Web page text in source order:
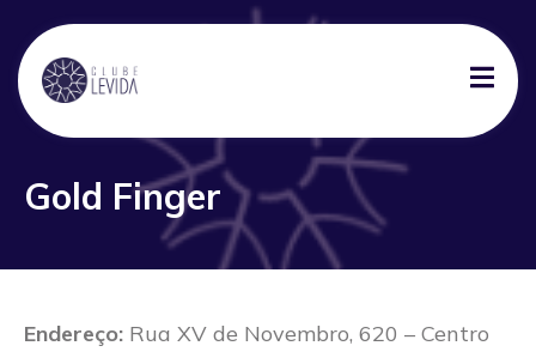
Gold Finger
Endereço: Rua XV de Novembro, 620 – Centro